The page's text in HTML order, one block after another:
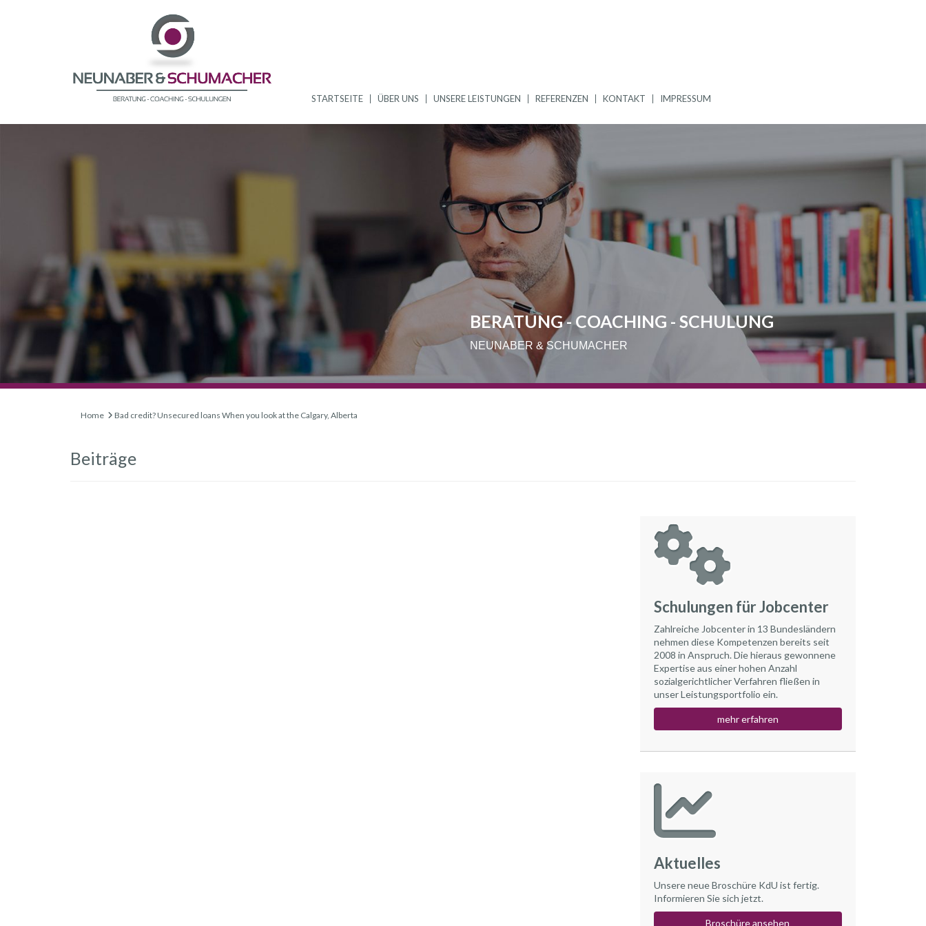
STARTSEITE ÜBER UNS UNSERE LEISTUNGEN REFERENZEN KONTAKT IMPRESSUM
BERATUNG - COACHING - SCHULUNG
NEUNABER & SCHUMACHER
Home Bad credit? Unsecured loans When you look at the Calgary, Alberta
Beiträge
Schulungen für Jobcenter
Zahlreiche Jobcenter in 13 Bundesländern
nehmen diese Kompetenzen bereits seit
2008 in Anspruch. Die hieraus gewonnene
Expertise aus einer hohen Anzahl
sozialgerichtlicher Verfahren fließen in
unser Leistungsportfolio ein.
mehr erfahren
Aktuelles
Unsere neue Broschüre KdU ist fertig.
Informieren Sie sich jetzt.
Broschüre ansehen